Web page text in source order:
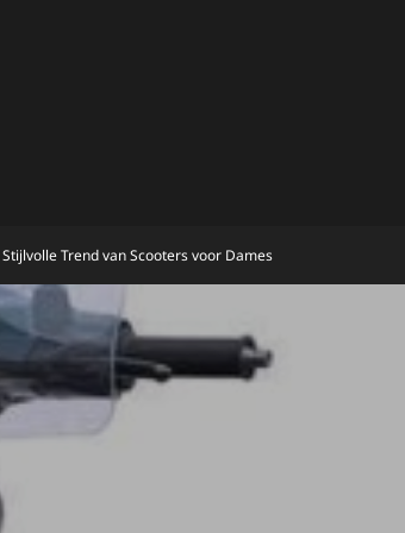
Stijlvolle Trend van Scooters voor Dames